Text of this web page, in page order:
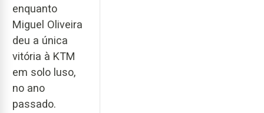
enquanto
Miguel Oliveira
deu a única
vitória à KTM
em solo luso,
no ano
passado.